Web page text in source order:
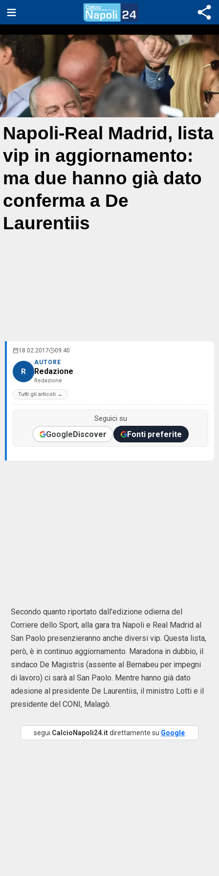
Napoli-Real Madrid, lista
vip in aggiornamento:
ma due hanno già dato
conferma a De
Laurentiis
18.02.2017 09:40
R
AUTORE
Redazione
Redazione
Tutti gli articoli →
Seguici su
GoogleDiscover Fonti preferite
Secondo quanto riportato dall'edizione odierna del
Corriere dello Sport, alla gara tra Napoli e Real Madrid al
San Paolo presenzieranno anche diversi vip. Questa lista,
però, è in continuo aggiornamento. Maradona in dubbio, il
sindaco De Magistris (assente al Bernabeu per impegni
di lavoro) ci sarà al San Paolo. Mentre hanno già dato
adesione al presidente De Laurentiis, il ministro Lotti e il
presidente del CONI, Malagò.
segui CalcioNapoli24.itdirettamente su Google